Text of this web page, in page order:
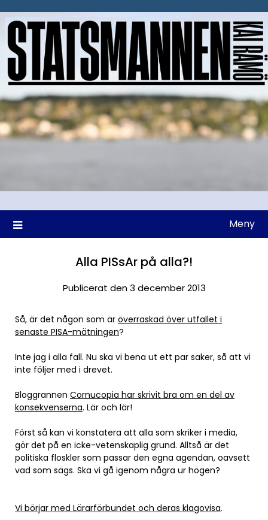
till
Meny
Alla PISsAr på alla?!
Publicerat den 3 december 2013
Så, är det någon som är överraskad över utfallet i
senaste PISA-mätningen?
Inte jag i alla fall. Nu ska vi bena ut ett par saker, så att vi
inte följer med i drevet.
Bloggrannen Cornucopia har skrivit bra om en del av
konsekvenserna. Lär och lär!
Först så kan vi konstatera att alla som skriker i media,
gör det på en icke-vetenskaplig grund. Alltså är det
politiska floskler som passar den egna agendan, oavsett
vad som sägs. Ska vi gå igenom några ur högen?
Vi börjar med Lärarförbundet och deras klagovisa.